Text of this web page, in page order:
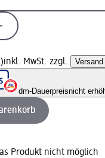
inkl. MwSt. zzgl. Versand
dm-Dauerpreisnicht
Produkt nicht möglich